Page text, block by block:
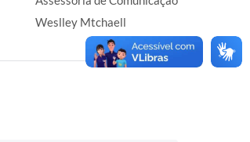
Weslley Mtchaell